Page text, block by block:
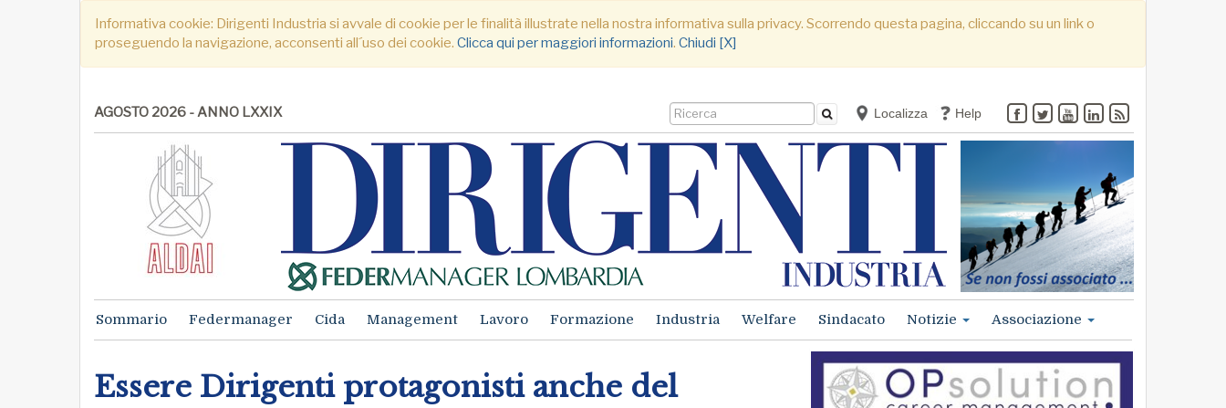
Informativa cookie: Dirigenti Industria si avvale di cookie per le finalità illustrate nella nostra informativa sulla privacy. Scorrendo questa pagina, cliccando su un link o
proseguendo la navigazione, acconsenti all´uso dei cookie. Clicca qui per maggiori informazioni. Chiudi [X]
AGOSTO 2026 - ANNO LXXIX Localizza Help
Sommario Federmanager Cida Management Lavoro Formazione Industria Welfare Sindacato Notizie Associazione
Essere Dirigenti protagonisti anche del